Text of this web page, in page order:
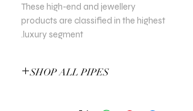
These high-end and jewellery
products are classified in the highest
luxury segment.
SHOP ALL PIPES